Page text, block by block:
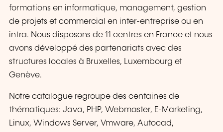
formations en informatique, management, gestion
de projets et commercial en inter-entreprise ou en
intra. Nous disposons de 11 centres en France et nous
avons développé des partenariats avec des
structures locales à Bruxelles, Luxembourg et
Genève.
Notre catalogue regroupe des centaines de
thématiques: Java, PHP, Webmaster, E-Marketing,
Linux, Windows Server, Vmware, Autocad,